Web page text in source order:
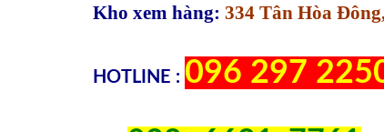
Kho xem hàng: 334 Tân Hòa
HOTLINE : 096 297